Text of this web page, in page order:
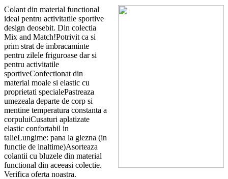
Colant din material functional
ideal pentru activitatile sportive
design deosebit. Din colectia
Mix and Match!Potrivit ca si
prim strat de imbracaminte
pentru zilele friguroase dar si
pentru activitatile
sportiveConfectionat din
material moale si elastic cu
proprietati specialePastreaza
umezeala departe de corp si
mentine temperatura constanta a
corpuluiCusaturi aplatizate
elastic confortabil in
talieLungime: pana la glezna (in
functie de inaltime)Asorteaza
colantii cu bluzele din material
functional din aceeasi colectie.
Verifica oferta noastra.